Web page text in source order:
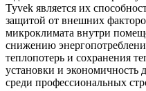
Tyvek является их
защитой от внешних
микроклимата внутри
снижению
теплопотерь и сохранения
установки и
среди профессиональных